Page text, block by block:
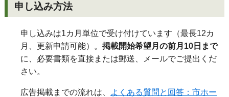
申し込み方法
申し込みは1カ月単位で受け付けています（最長12カ
月、更新申請可能）。 掲載開始希望月の前月10日まで
に、必要書類を直接または郵送、メールでご提出くだ
さい。
広告掲載までの流れは、
よくある質問と回答：市ホー